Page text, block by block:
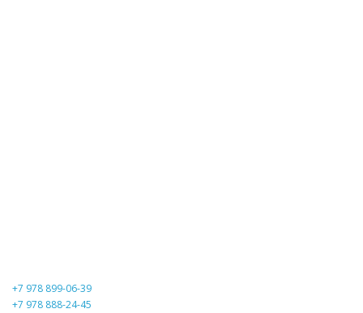
+7 978 899-06-39
+7 978 888-24-45